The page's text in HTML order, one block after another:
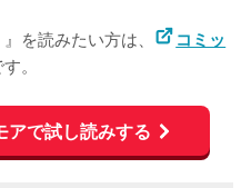
を読みたい方は、
コミッ
。
アで試し読みする